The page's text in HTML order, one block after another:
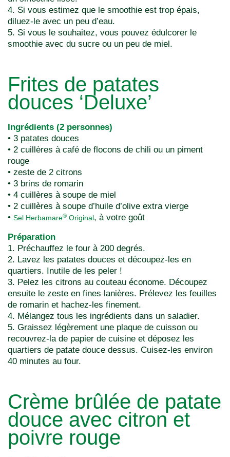
4. Si vous estimez que le smoothie est trop épais,
diluez-le avec un peu d’eau.
5. Si vous le souhaitez, vous pouvez édulcorer le
smoothie avec du sucre ou un peu de miel.
Frites de patates
douces ‘Deluxe’
Ingrédients (2 personnes)
• 3 patates douces
• 2 cuillères à café de flocons de chili ou un piment
rouge
• zeste de 2 citrons
• 3 brins de romarin
• 4 cuillères à soupe de miel
• 2 cuillères à soupe d’huile d’olive extra vierge
• Sel Herbamare® Original, à votre goût
Préparation
1. Préchauffez le four à 200 degrés.
2. Lavez les patates douces et découpez-les en
quartiers. Inutile de les peler !
3. Pelez les citrons au couteau économe. Découpez
ensuite le zeste en fines lanières. Prélevez les feuilles
de romarin et hachez-les finement.
4. Mélangez tous les ingrédients dans un saladier.
5. Graissez légèrement une plaque de cuisson ou
recouvrez-la de papier de cuisine et déposez les
quartiers de patate douce dessus. Cuisez-les environ
40 minutes au four.
Crème brûlée de patate
douce avec citron et
poivre rouge